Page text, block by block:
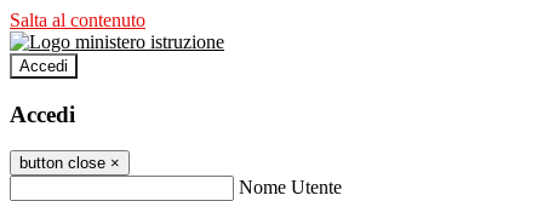
Salta al contenuto
Accedi
Accedi
button close ×
Nome Utente